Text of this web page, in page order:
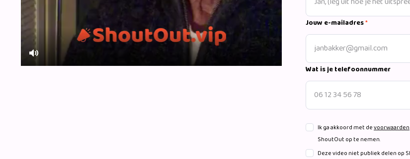
Mute
Jouw e-mailadres*
Wat is je telefoonnummer
Ik ga akkoord met devoorwaarden
ShoutOut op te nemen.
Deze video niet publiek delen op